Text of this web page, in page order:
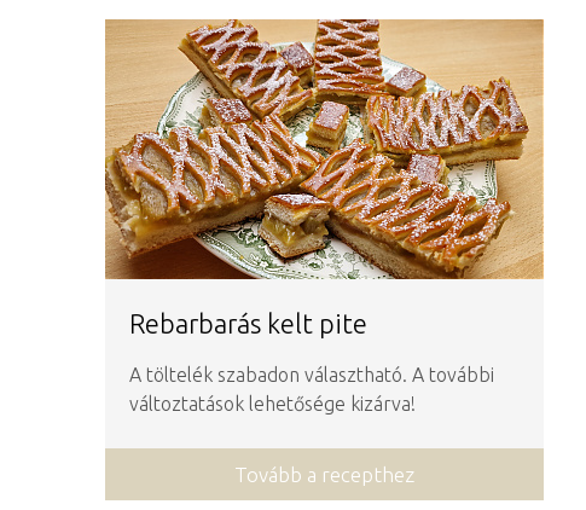
Rebarbarás kelt pite
A töltelék szabadon választható. A további
változtatások lehetősége kizárva!
Tovább a recepthez